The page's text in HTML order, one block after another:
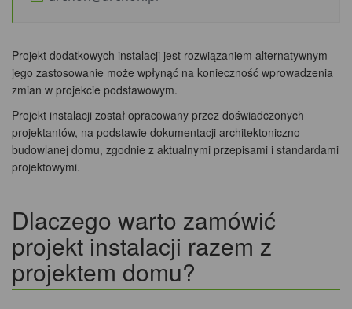
Projekt dodatkowych instalacji jest rozwiązaniem alternatywnym –
jego zastosowanie może wpłynąć na konieczność wprowadzenia
zmian w projekcie podstawowym.
Projekt instalacji został opracowany przez doświadczonych
projektantów, na podstawie dokumentacji architektoniczno-
budowlanej domu, zgodnie z aktualnymi przepisami i standardami
projektowymi.
Dlaczego warto zamówić
projekt instalacji razem z
projektem domu?